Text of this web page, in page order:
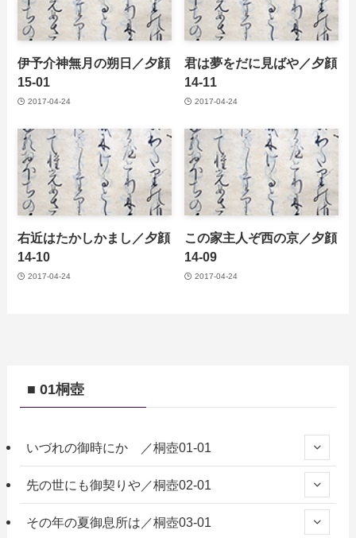
伊予介神無月の朔日／夕顔
15-01
2017-04-24
君は夢をだに見ばや／夕顔
14-11
2017-04-24
右近はたかしかまし／夕顔
14-10
2017-04-24
この家主人ぞ西の京／夕顔
14-09
2017-04-24
■ 01桐壺
いづれの御時にか ／桐壺01-01
先の世にも御契りや／桐壺02-01
その年の夏御息所は／桐壺03-01